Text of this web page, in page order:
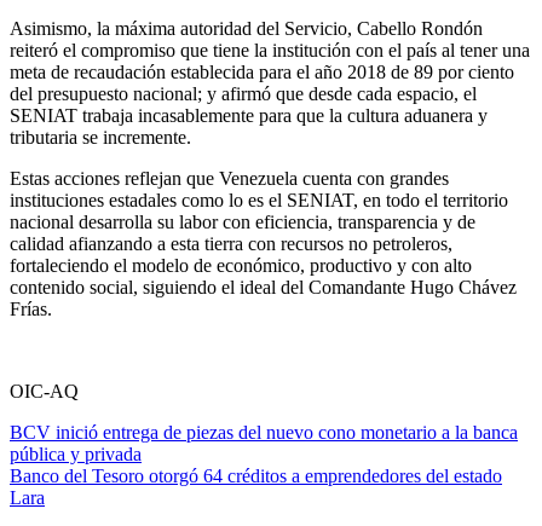
Asimismo, la máxima autoridad del Servicio, Cabello Rondón
reiteró el compromiso que tiene la institución con el país al tener una
meta de recaudación establecida para el año 2018 de 89 por ciento
del presupuesto nacional; y afirmó que desde cada espacio, el
SENIAT trabaja incasablemente para que la cultura aduanera y
tributaria se incremente.
Estas acciones reflejan que Venezuela cuenta con grandes
instituciones estadales como lo es el SENIAT, en todo el territorio
nacional desarrolla su labor con eficiencia, transparencia y de
calidad afianzando a esta tierra con recursos no petroleros,
fortaleciendo el modelo de económico, productivo y con alto
contenido social, siguiendo el ideal del Comandante Hugo Chávez
Frías.
OIC-AQ
BCV inició entrega de piezas del nuevo cono monetario a la banca
pública y privada
Banco del Tesoro otorgó 64 créditos a emprendedores del estado
Lara